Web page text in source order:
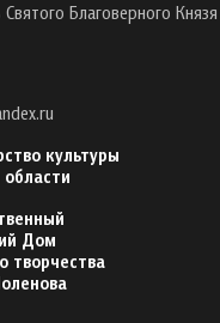
Благоверного
культуры
Дом
творчества